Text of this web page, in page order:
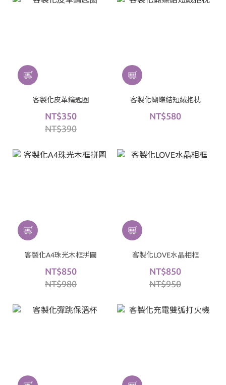
客製化皮革鑰匙圈
NT$350
NT$390
客製化蝴蝶結短絨抱枕
NT$580
客製化A4珠光木框拼圖
NT$850
NT$980
客製化LOVE水晶相框
NT$850
NT$950